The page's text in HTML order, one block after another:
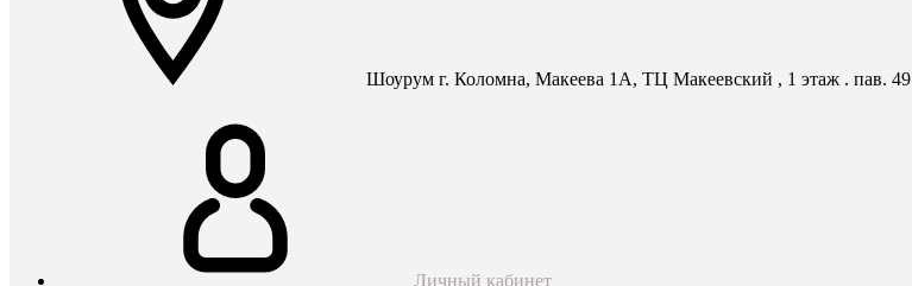
Шоурум г. Коломна, Макеева 1А, ТЦ Макеевский , 1 этаж . пав. 49
Личный кабинет